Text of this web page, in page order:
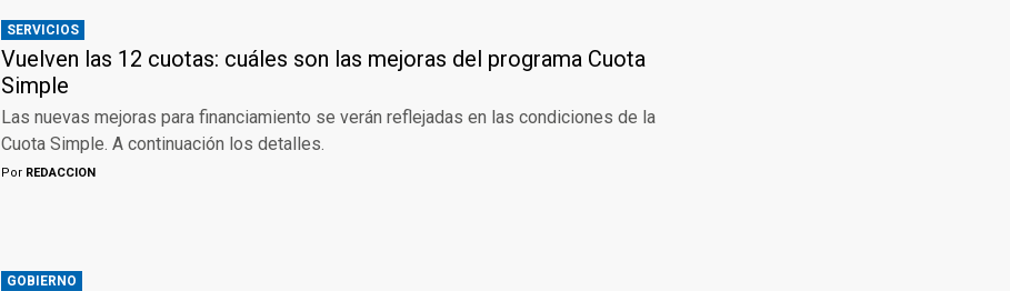
SERVICIOS
Vuelven las 12 cuotas: cuáles son las mejoras del programa Cuota
Simple
Las nuevas mejoras para financiamiento se verán reflejadas en las condiciones de la
Cuota Simple. A continuación los detalles.
Por REDACCION
GOBIERNO